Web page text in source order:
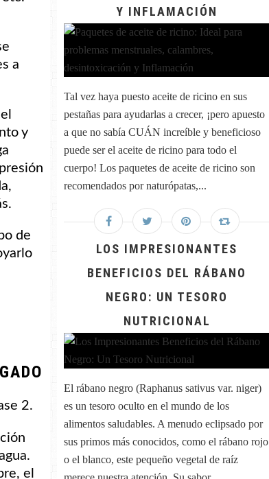
a
y
de
2.
el
Y INFLAMACIÓN
Tal vez haya puesto aceite de ricino en sus
pestañas para ayudarlas a crecer, ¡pero apuesto
a que no sabía CUÁN increíble y beneficioso
puede ser el aceite de ricino para todo el
cuerpo! Los paquetes de aceite de ricino son
recomendados por naturópatas,...
LOS IMPRESIONANTES
BENEFICIOS DEL RÁBANO
NEGRO: UN TESORO
NUTRICIONAL
El rábano negro (Raphanus sativus var. niger)
es un tesoro oculto en el mundo de los
alimentos saludables. A menudo eclipsado por
sus primos más conocidos, como el rábano rojo
o el blanco, este pequeño vegetal de raíz